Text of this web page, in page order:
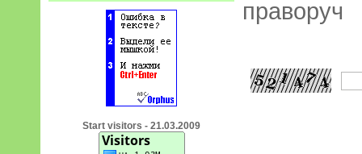
Start visitors - 21.03.2009
праворуч